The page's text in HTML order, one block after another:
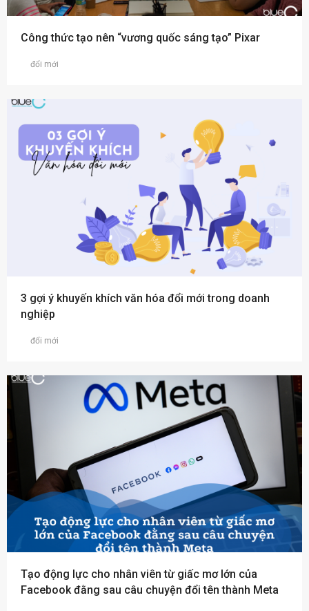
Công thức tạo nên “vương quốc sáng tạo” Pixar
đổi mới
3 gợi ý khuyến khích văn hóa đổi mới trong doanh
nghiệp
đổi mới
Tạo động lực cho nhân viên từ giấc mơ lớn của
Facebook đằng sau câu chuyện đổi tên thành Meta